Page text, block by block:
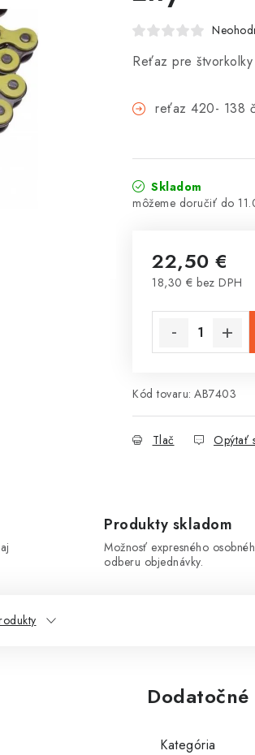
Reťaz pre
reťaz 420- 138
Skladom
22,50 €
18,30 € bez DPH
Kód tovaru: AB7403
Tlač Opýtať
Produkty skladom
Možnosť expresného
odberu objednávky.
Kategória